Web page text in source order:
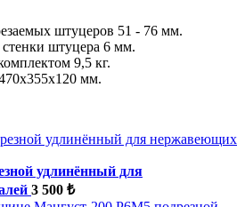
штуцеров 51 - 76 мм.
штуцера 6 мм.
9,5 кг.
мм.
удлинённый для
3 500 ₺